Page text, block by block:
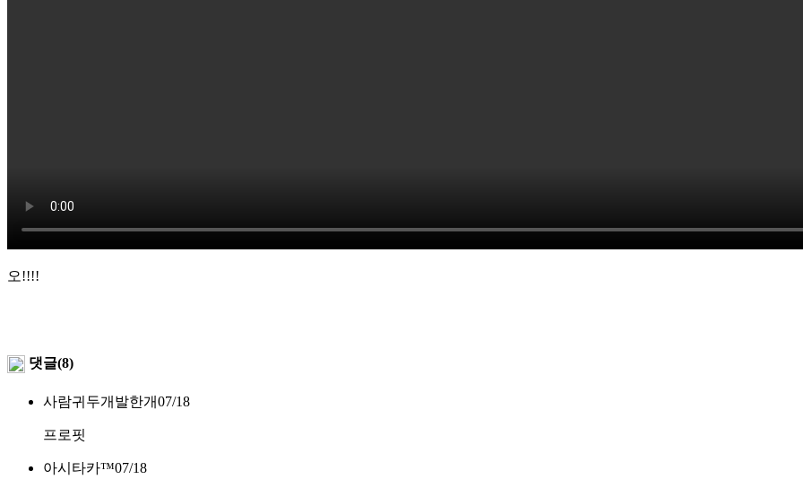
오!!!!
댓글(8)
사람귀두개발한개07/18
프로핏
아시타카™07/18